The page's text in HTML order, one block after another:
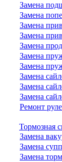
Замена
Замена
Замена
Замена
Замена
Замена
Замена
Замена
Замена
Замена
Ремонт
Тормозная
Замена
Замена
Замена